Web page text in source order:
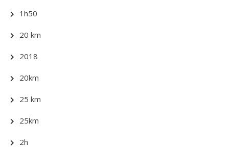
1h50
20 km
2018
20km
25 km
25km
2h